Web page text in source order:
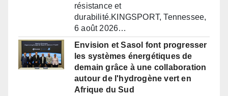
résistance et
durabilité.KINGSPORT, Tennessee,
6 août 2026…
Envision et Sasol font progresser
les systèmes énergétiques de
demain grâce à une collaboration
autour de l'hydrogène vert en
Afrique du Sud